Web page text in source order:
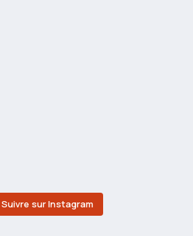
Suivre sur Instagram